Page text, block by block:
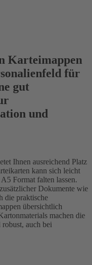
Karteimappen
für
gut
und
Ihnen ausreichend Platz
kann sich leicht
Format falten lassen.
Dokumente wie
die praktische
übersichtlich
machen die
auch bei